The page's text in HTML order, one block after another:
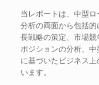
当レポートは、中型
分析の両面から包括
長戦略の策定、市場
ポジションの分析、
に基づいたビジネス
います。